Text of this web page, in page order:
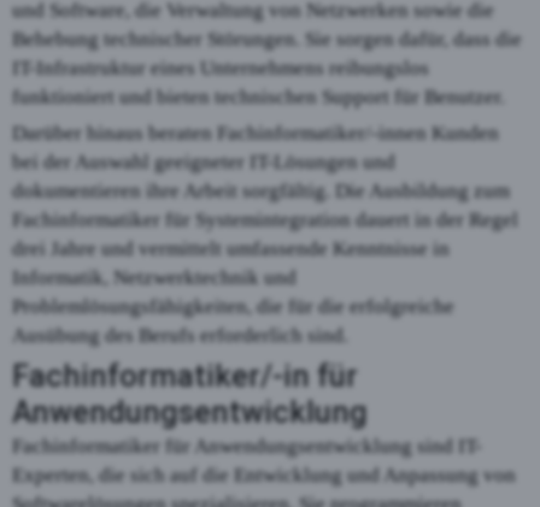
und Software, die Verwaltung von Netzwerken sowie die
Behebung technischer Störungen. Sie sorgen dafür, dass die
IT-Infrastruktur eines Unternehmens reibungslos
funktioniert und bieten technischen Support für Benutzer.
Darüber hinaus beraten Fachinformatiker/-innen Kunden
bei der Auswahl geeigneter IT-Lösungen und
dokumentieren ihre Arbeit sorgfältig. Die Ausbildung zum
Fachinformatiker für Systemintegration dauert in der Regel
drei Jahre und vermittelt umfassende Kenntnisse in
Informatik, Netzwerktechnik und
Problemlösungsfähigkeiten, die für die erfolgreiche
Ausübung des Berufs erforderlich sind.
Fachinformatiker/-in für
Anwendungsentwicklung
Fachinformatiker für Anwendungsentwicklung sind IT-
Experten, die sich auf die Entwicklung und Anpassung von